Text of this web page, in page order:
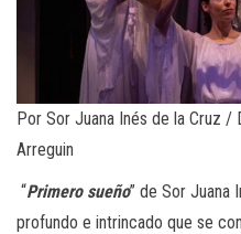
Por Sor Juana Inés de la Cruz /
Arreguin
“Primero sueño” de Sor Juana
profundo e intrincado que se